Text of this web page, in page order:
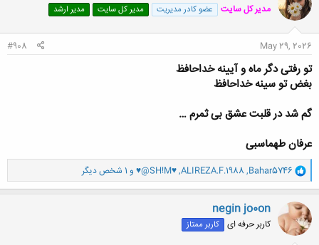
ه
:
مدیر کل سایت عضو کادر مدیریت مدیر کل سایت مدیر ارشد
May 29, 2026
#908
تو رفتی دگر ماه و آیینه خداحافظ
بغض تو سینه خداحافظ
گم شد در قلبت عشق بی ثمرم …
عرفان طهماسبی
و
ا
ک
ن
ش
ه
ا
Bahar5746
,
ALIREZA.F.1988
,
♥@SH!M♥ و 1 شخص دیگر
negin jo0on
کاربر حرفه ای کاربر ممتاز